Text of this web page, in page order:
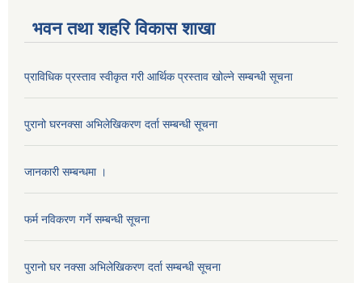
भवन तथा शहरि विकास शाखा
प्राविधिक प्रस्ताव स्वीकृत गरी आर्थिक प्रस्ताव खोल्ने सम्बन्धी सूचना
पुरानो घरनक्सा अभिलेखिकरण दर्ता सम्बन्धी सूचना
जानकारी सम्बन्धमा ।
फर्म नविकरण गर्ने सम्बन्धी सूचना
पुरानो घर नक्सा अभिलेखिकरण दर्ता सम्बन्धी सूचना